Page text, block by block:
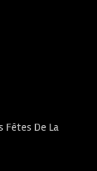
Fêtes De La